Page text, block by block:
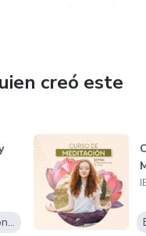
Courses para
y empezar a ganar
posibilidades
creó este
Desarrollo Personal